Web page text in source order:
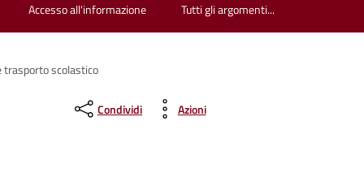
Accesso all'informazione Tutti gli argomenti...
trasporto scolastico
Condividi Azioni